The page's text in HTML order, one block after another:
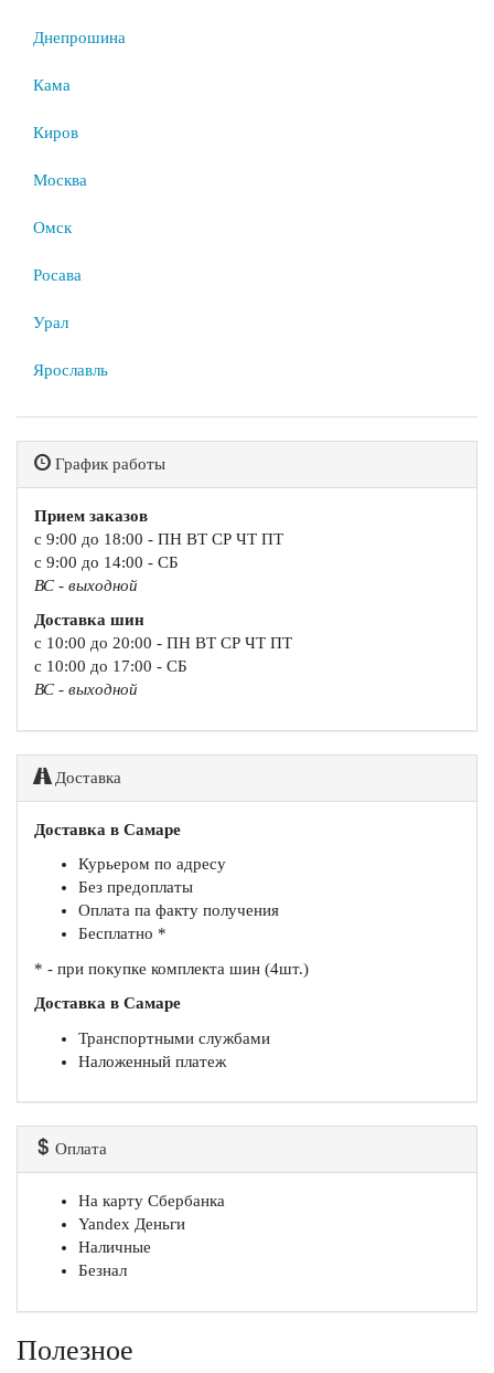
Днепрошина
Кама
Киров
Москва
Омск
Росава
Урал
Ярославль
График работы
Прием заказов
с 9:00 до 18:00 - ПН ВТ СР ЧТ ПТ
с 9:00 до 14:00 - СБ
ВС - выходной
Доставка шин
с 10:00 до 20:00 - ПН ВТ СР ЧТ ПТ
с 10:00 до 17:00 - СБ
ВС - выходной
Доставка
Доставка в Самаре
Курьером по адресу
Без предоплаты
Оплата па факту получения
Бесплатно *
* - при покупке комплекта шин (4шт.)
Доставка в Самаре
Транспортными службами
Наложенный платеж
Оплата
На карту Сбербанка
Yandex Деньги
Наличные
Безнал
Полезное